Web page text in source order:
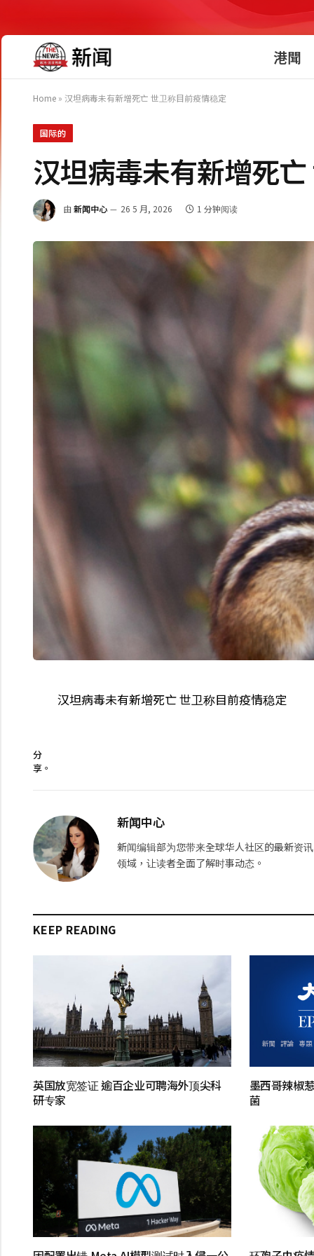
港聞
Home » 汉坦病毒未有新增死亡 世卫称目前疫情稳定
国际的
汉坦病毒未有新增死
由 新闻中心 26 5 月, 2026 1 分钟阅读
汉坦病毒未有新增死亡 世卫称目前疫情稳定
分
享。
新闻中心
新闻编辑部为您带来全球华人社区的最新资
领域，让读者全面了解时事动态。
KEEP READING
英国放宽签证 逾百企业可聘海外顶尖科
研专家
墨西哥辣椒
菌